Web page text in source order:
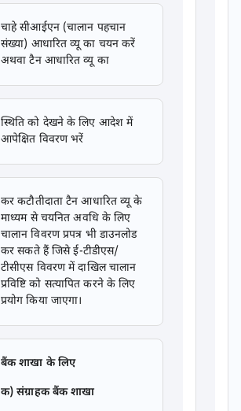
चाहे सीआईएन (चालान पहचान
संख्या) आधारित व्यू का चयन करें
अथवा टैन आधारित व्यू का
स्थिति को देखने के लिए आदेश में
आपेक्षित विवरण भरें
कर कटौतीदाता टैन आधारित व्यू के
माध्यम से चयनित अवधि के लिए
चालान विवरण प्रपत्र भी डाउनलोड
कर सकते हैं जिसे ई-टीडीएस/
टीसीएस विवरण में दाखिल चालान
प्रविष्टि को सत्यापित करने के लिए
प्रयोग किया जाएगा।
बैंक शाखा के लिए
क) संग्राहक बैंक शाखा